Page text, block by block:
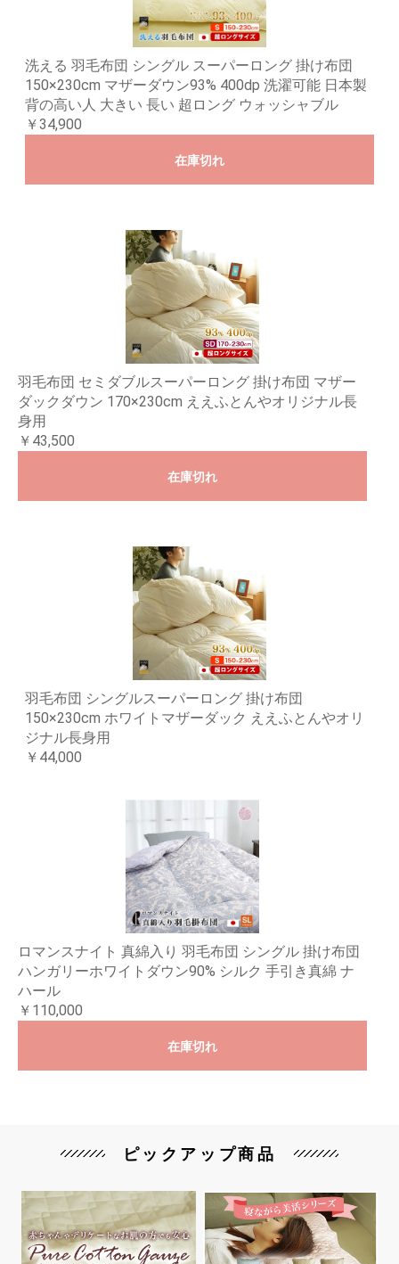
洗える 羽毛布団 シングル スーパーロング 掛け布団
150×230cm マザーダウン93% 400dp 洗濯可能 日本製
背の高い人 大きい 長い 超ロング ウォッシャブル
￥34,900
在庫切れ
羽毛布団 セミダブルスーパーロング 掛け布団 マザー
ダックダウン 170×230cm ええふとんやオリジナル長
身用
￥43,500
在庫切れ
羽毛布団 シングルスーパーロング 掛け布団
150×230cm ホワイトマザーダック ええふとんやオリ
ジナル長身用
￥44,000
ロマンスナイト 真綿入り 羽毛布団 シングル 掛け布団
ハンガリーホワイトダウン90% シルク 手引き真綿 ナ
ハール
￥110,000
在庫切れ
ピックアップ商品